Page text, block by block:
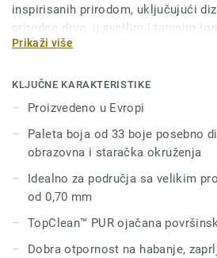
inspirisanih prirodom, uključujući
prirodno drvo, u svetlim i tamnim
vanvremenskih mineralnih šara u
znatno smanjen rizik od klizanja i
idealnim za područja velike
dodatnu bezbednost. Tretira se sa
Clean XP površinskom zaštitom za
ekonomično održavanje.
Prikaži više
KLJUČNE KARAKTERISTIKE
Proizvedeno u Evropi
Paleta boja od 33 boje posebno
obrazovna i staračka okruženja
Idealno za područja sa velikim
od 0,70 mm
TopClean™ PUR ojačana
Dobra otpornost na habanje,